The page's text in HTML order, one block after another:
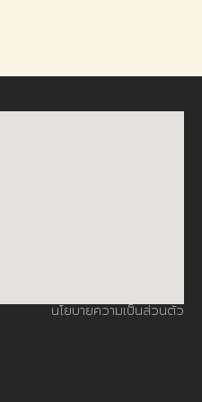
นโยบายความเป็นส่วนตัว